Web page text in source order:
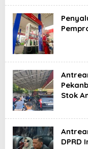
Stok
DPRD